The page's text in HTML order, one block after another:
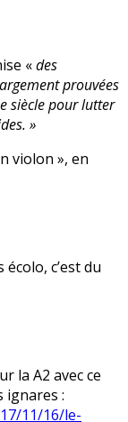
«des
prouvées
siècle pour lutter
»
violon », en
c’est du
la A2 avec ce
ignares :
11/16/le-